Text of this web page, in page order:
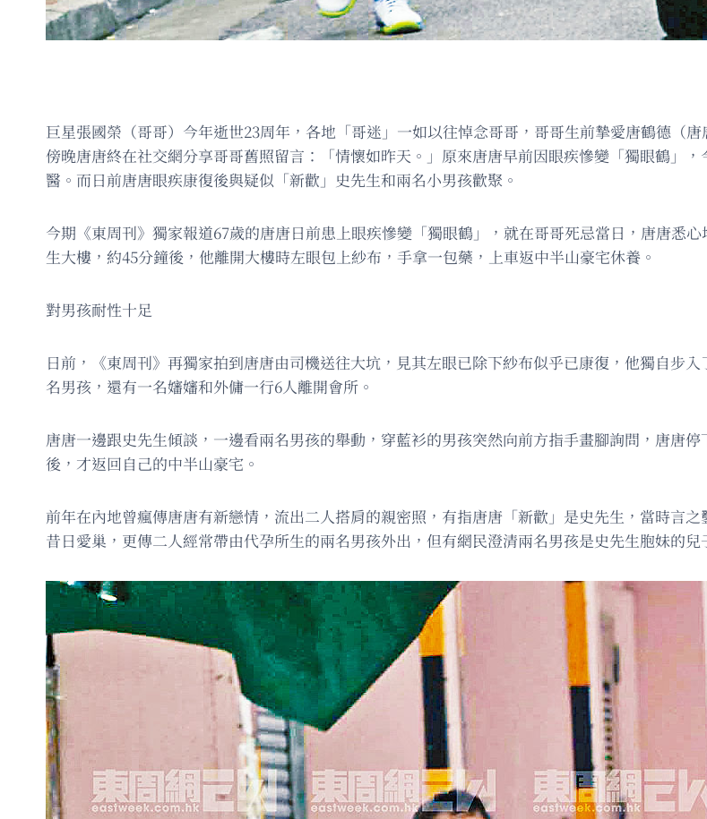
巨星張國榮（哥哥）今年逝世23周年，各地「哥迷」一如以往悼念哥哥，哥哥生前摯愛唐鶴德（
傍晚唐唐終在社交網分享哥哥舊照留言：「情懷如昨天。」原來唐唐早前因眼疾慘變「獨眼鶴」
醫。而日前唐唐眼疾康復後與疑似「新歡」史先生和兩名小男孩歡聚。
今期《東周刊》獨家報道67歲的唐唐日前患上眼疾慘變「獨眼鶴」，就在哥哥死忌當日，唐唐悉
生大樓，約45分鐘後，他離開大樓時左眼包上紗布，手拿一包藥，上車返中半山豪宅休養。
對男孩耐性十足
日前，《東周刊》再獨家拍到唐唐由司機送往大坑，見其左眼已除下紗布似乎已康復，他獨自步
名男孩，還有一名嬸嬸和外傭一行6人離開會所。
唐唐一邊跟史先生傾談，一邊看兩名男孩的舉動，穿藍衫的男孩突然向前方指手畫腳詢問，唐唐
後，才返回自己的中半山豪宅。
前年在內地曾瘋傳唐唐有新戀情，流出二人搭肩的親密照，有指唐唐「新歡」是史先生，當時言
昔日愛巢，更傳二人經常帶由代孕所生的兩名男孩外出，但有網民澄清兩名男孩是史先生胞妹的兒